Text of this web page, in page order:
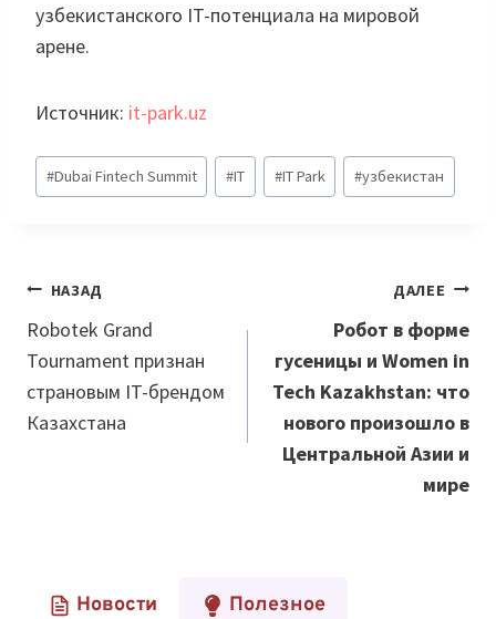
узбекистанского IT-потенциала на мировой
арене.
Источник: it-park.uz
Метки
записи:
#Dubai Fintech Summit #IT #IT Park #узбекистан
Навигация
по
записям
НАЗАД
Robotek Grand
Tournament признан
страновым IT-брендом
Казахстана
ДАЛЕЕ
Робот в форме
гусеницы и Women in
Tech Kazakhstan: что
нового произошло в
Центральной Азии и
мире
Новости Полезное